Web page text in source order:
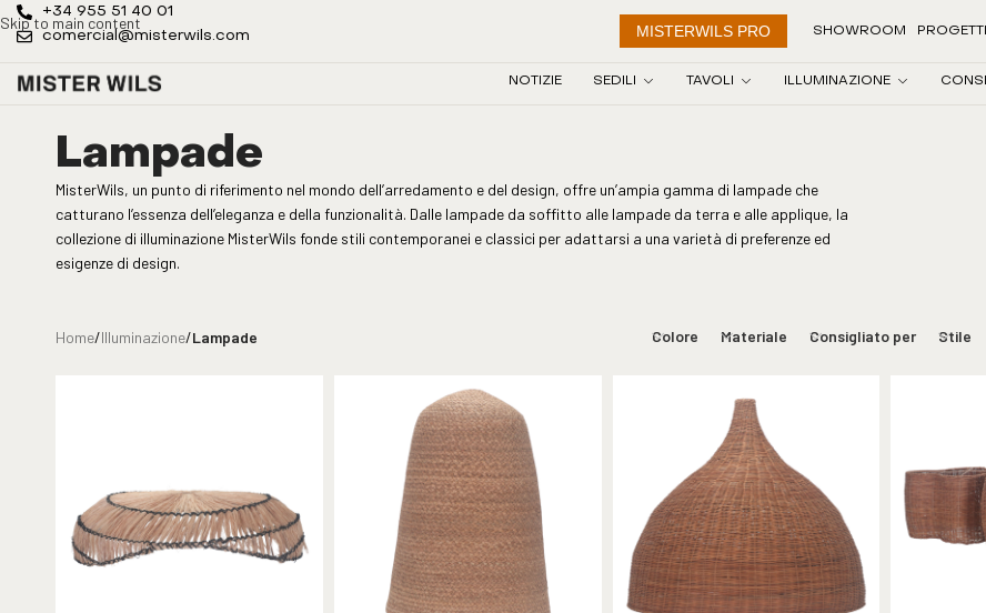
Skip to main content
+34 955 51 40 01
comercial@misterwils.com
MISTERWILS PRO SHOWROOM PROGETTI
NOTIZIE SEDILI TAVOLI ILLUMINAZIONE
Lampade
MisterWils, un punto di riferimento nel mondo dell’arredamento e del design, offre un’ampia gamma di lampade che
catturano l’essenza dell’eleganza e della funzionalità. Dalle lampade da soffitto alle lampade da terra e alle applique, la
collezione di illuminazione MisterWils fonde stili contemporanei e classici per adattarsi a una varietà di preferenze ed
esigenze di design.
Home/Illuminazione/Lampade Colore Materiale Consigliato per Stile